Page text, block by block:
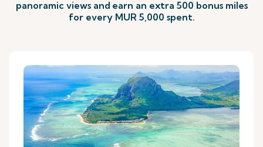
panoramic views and earn an extra 500 bonus miles
for every MUR 5,000 spent.